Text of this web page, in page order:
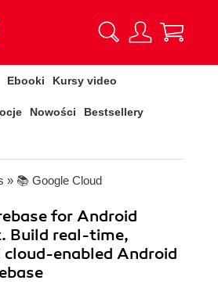
Ebooki Kursy video
Nowości Bestsellery
» 📚 Google Cloud
for Android
Build real-time,
cloud-enabled Android